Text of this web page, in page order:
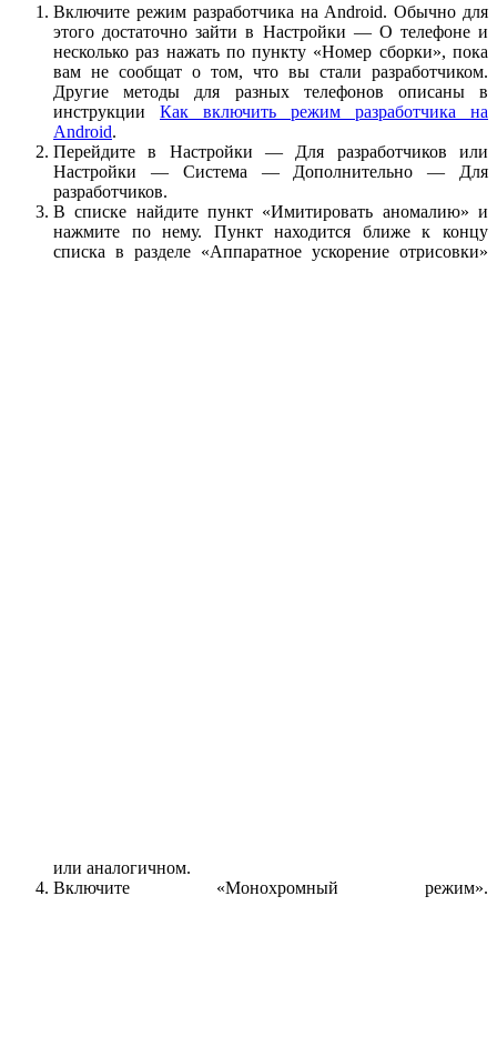
Включите режим разработчика на Android. Обычно для
этого достаточно зайти в Настройки — О телефоне и
несколько раз нажать по пункту «Номер сборки», пока
вам не сообщат о том, что вы стали разработчиком.
Другие методы для разных телефонов описаны в
инструкции Как включить режим разработчика на
Android.
Перейдите в Настройки — Для разработчиков или
Настройки — Система — Дополнительно — Для
разработчиков.
В списке найдите пункт «Имитировать аномалию» и
нажмите по нему. Пункт находится ближе к концу
списка в разделе «Аппаратное ускорение отрисовки»
или аналогичном.
Включите «Монохромный режим».